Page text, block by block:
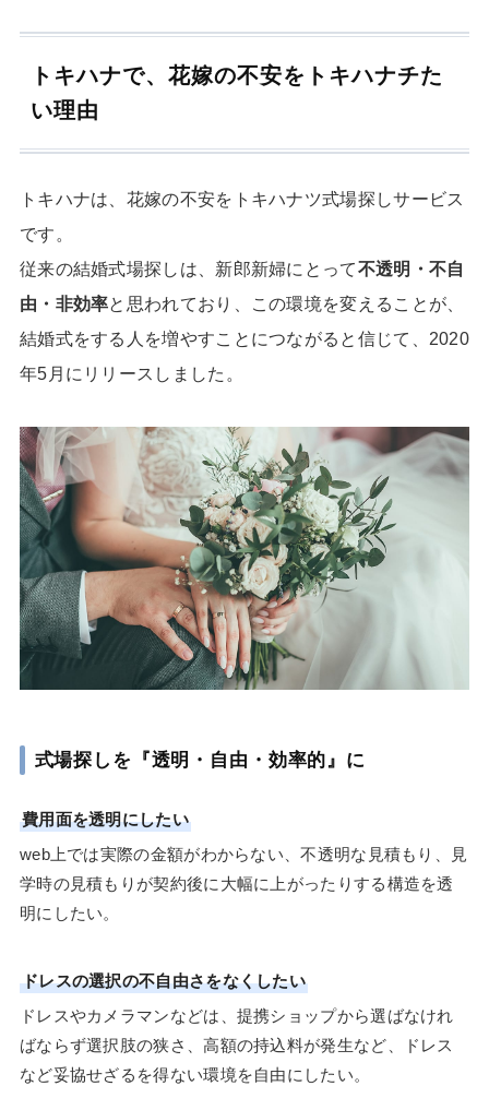
トキハナで、花嫁の不安をトキハナチた
い理由
トキハナは、花嫁の不安をトキハナツ式場探しサービス
です。
従来の結婚式場探しは、新郎新婦にとって不透明・不自
由・非効率と思われており、この環境を変えることが、
結婚式をする人を増やすことにつながると信じて、2020
年5月にリリースしました。
式場探しを『透明・自由・効率的』に
費用面を透明にしたい
web上では実際の金額がわからない、不透明な見積もり、見
学時の見積もりが契約後に大幅に上がったりする構造を透
明にしたい。
ドレスの選択の不自由さをなくしたい
ドレスやカメラマンなどは、提携ショップから選ばなけれ
ばならず選択肢の狭さ、高額の持込料が発生など、ドレス
など妥協せざるを得ない環境を自由にしたい。